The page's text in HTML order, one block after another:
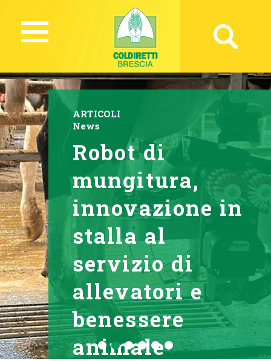
ARTICOLI
News
Robot di
mungitura,
innovazione in
stalla al
servizio di
allevatori e
benessere
animale